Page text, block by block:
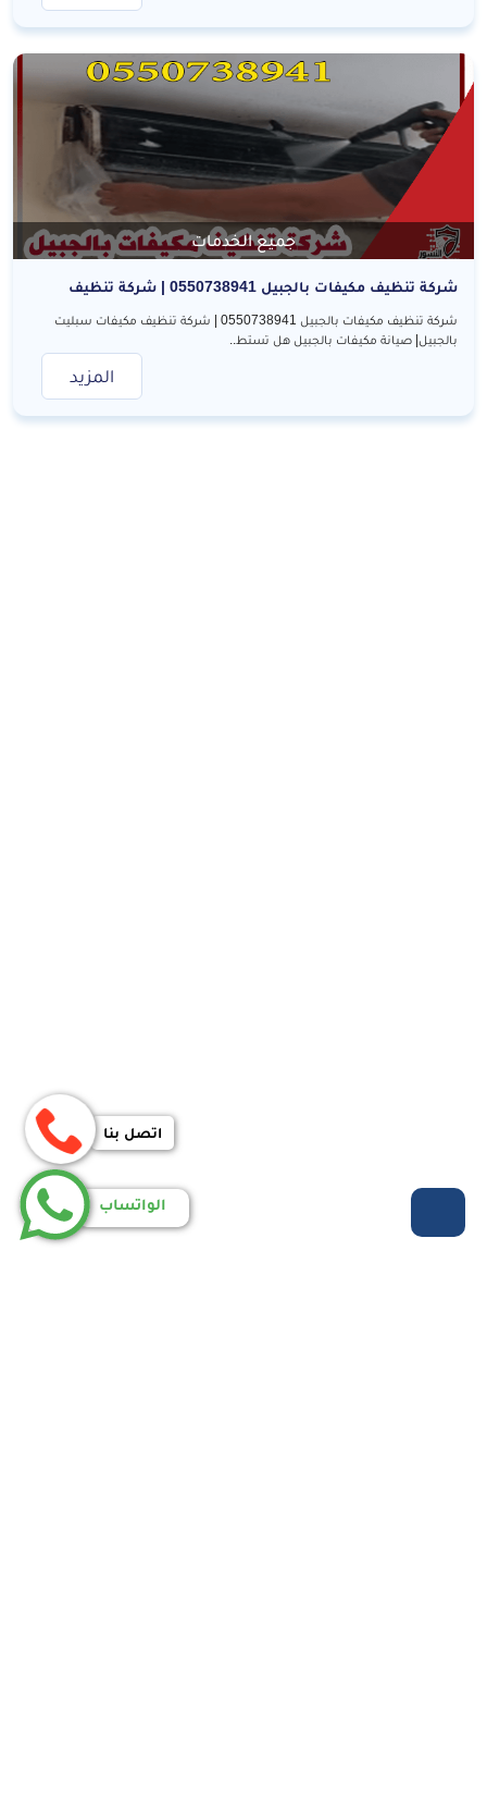
جميع الخدمات
شركة تنظيف مكيفات بالجبيل 0550738941 | شركة تنظيف
شركة تنظيف مكيفات بالجبيل 0550738941 | شركة تنظيف مكيفات سبليت
بالجبيل| صيانة مكيفات بالجبيل هل تستط..
المزيد
اتصل بنا
الواتساب